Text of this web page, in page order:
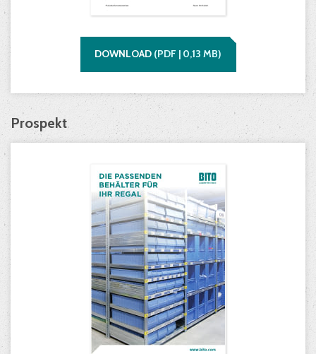
DOWNLOAD (PDF | 0,13 MB)
Prospekt